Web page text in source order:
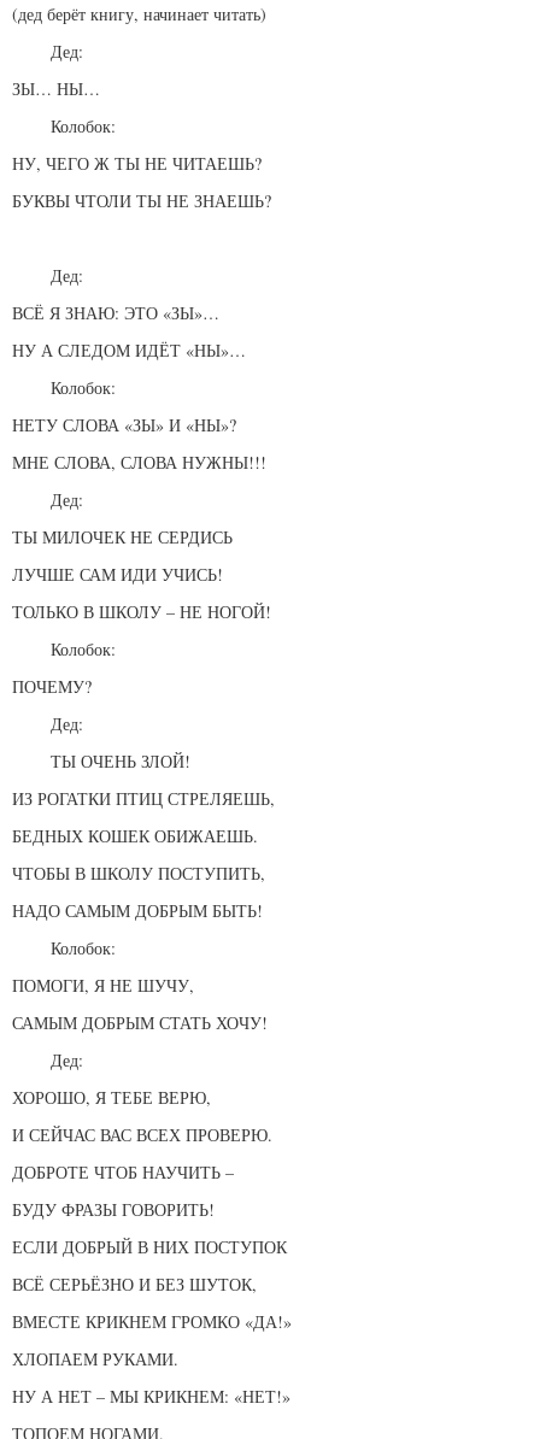
(дед берёт книгу, начинает читать)
Дед:
ЗЫ… НЫ…
Колобок:
НУ, ЧЕГО Ж ТЫ НЕ ЧИТАЕШЬ?
БУКВЫ ЧТОЛИ ТЫ НЕ ЗНАЕШЬ?
Дед:
ВСЁ Я ЗНАЮ: ЭТО «ЗЫ»…
НУ А СЛЕДОМ ИДЁТ «НЫ»…
Колобок:
НЕТУ СЛОВА «ЗЫ» И «НЫ»?
МНЕ СЛОВА, СЛОВА НУЖНЫ!!!
Дед:
ТЫ МИЛОЧЕК НЕ СЕРДИСЬ
ЛУЧШЕ САМ ИДИ УЧИСЬ!
ТОЛЬКО В ШКОЛУ – НЕ НОГОЙ!
Колобок:
ПОЧЕМУ?
Дед:
ТЫ ОЧЕНЬ ЗЛОЙ!
ИЗ РОГАТКИ ПТИЦ СТРЕЛЯЕШЬ,
БЕДНЫХ КОШЕК ОБИЖАЕШЬ.
ЧТОБЫ В ШКОЛУ ПОСТУПИТЬ,
НАДО САМЫМ ДОБРЫМ БЫТЬ!
Колобок:
ПОМОГИ, Я НЕ ШУЧУ,
САМЫМ ДОБРЫМ СТАТЬ ХОЧУ!
Дед:
ХОРОШО, Я ТЕБЕ ВЕРЮ,
И СЕЙЧАС ВАС ВСЕХ ПРОВЕРЮ.
ДОБРОТЕ ЧТОБ НАУЧИТЬ –
БУДУ ФРАЗЫ ГОВОРИТЬ!
ЕСЛИ ДОБРЫЙ В НИХ ПОСТУПОК
ВСЁ СЕРЬЁЗНО И БЕЗ ШУТОК,
ВМЕСТЕ КРИКНЕМ ГРОМКО «ДА!»
ХЛОПАЕМ РУКАМИ.
НУ А НЕТ – МЫ КРИКНЕМ: «НЕТ!»
ТОПОЕМ НОГАМИ.